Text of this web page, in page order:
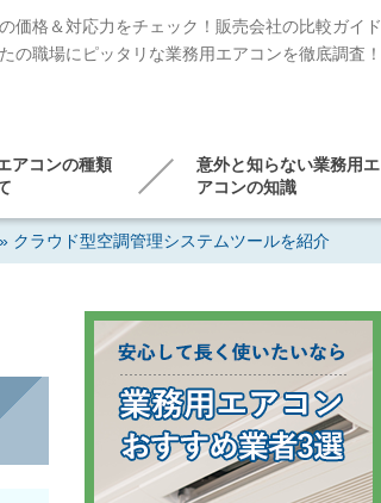
価格＆対応力をチェック！販売会社の比較ガイド
の職場にピッタリな業務用エアコンを徹底調査！
アコンの種類
意外と知らない業務用エ
アコンの知識
» クラウド型空調管理システムツールを紹介